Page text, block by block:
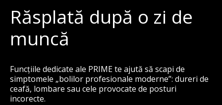
Răsplată după o zi de
muncă
Funcțiile dedicate ale PRIME te ajută să scapi de
simptomele „bolilor profesionale moderne”: dureri de
ceafă, lombare sau cele provocate de posturi
incorecte.